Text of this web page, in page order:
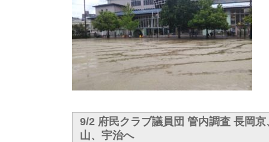
9/2 府民クラブ議員団 管内調査 長岡
山、宇治へ